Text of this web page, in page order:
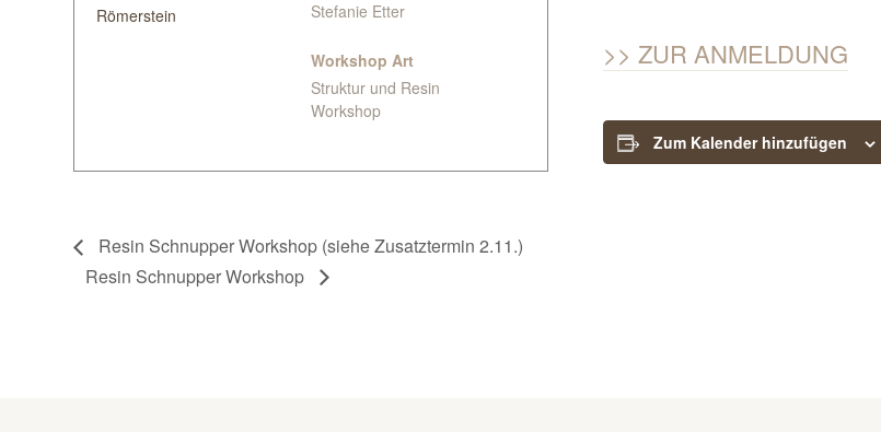
ZUR ANMELDUNG
Zum Kalender hinzufügen
Römerstein
Stefanie Etter
Workshop Art
Struktur und Resin
Workshop
Resin Schnupper Workshop (siehe Zusatztermin 2.11.)
Resin Schnupper Workshop